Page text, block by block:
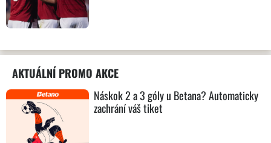
AKTUÁLNÍ PROMO AKCE
Náskok 2 a 3 góly u Betana? Automaticky
zachrání váš tiket